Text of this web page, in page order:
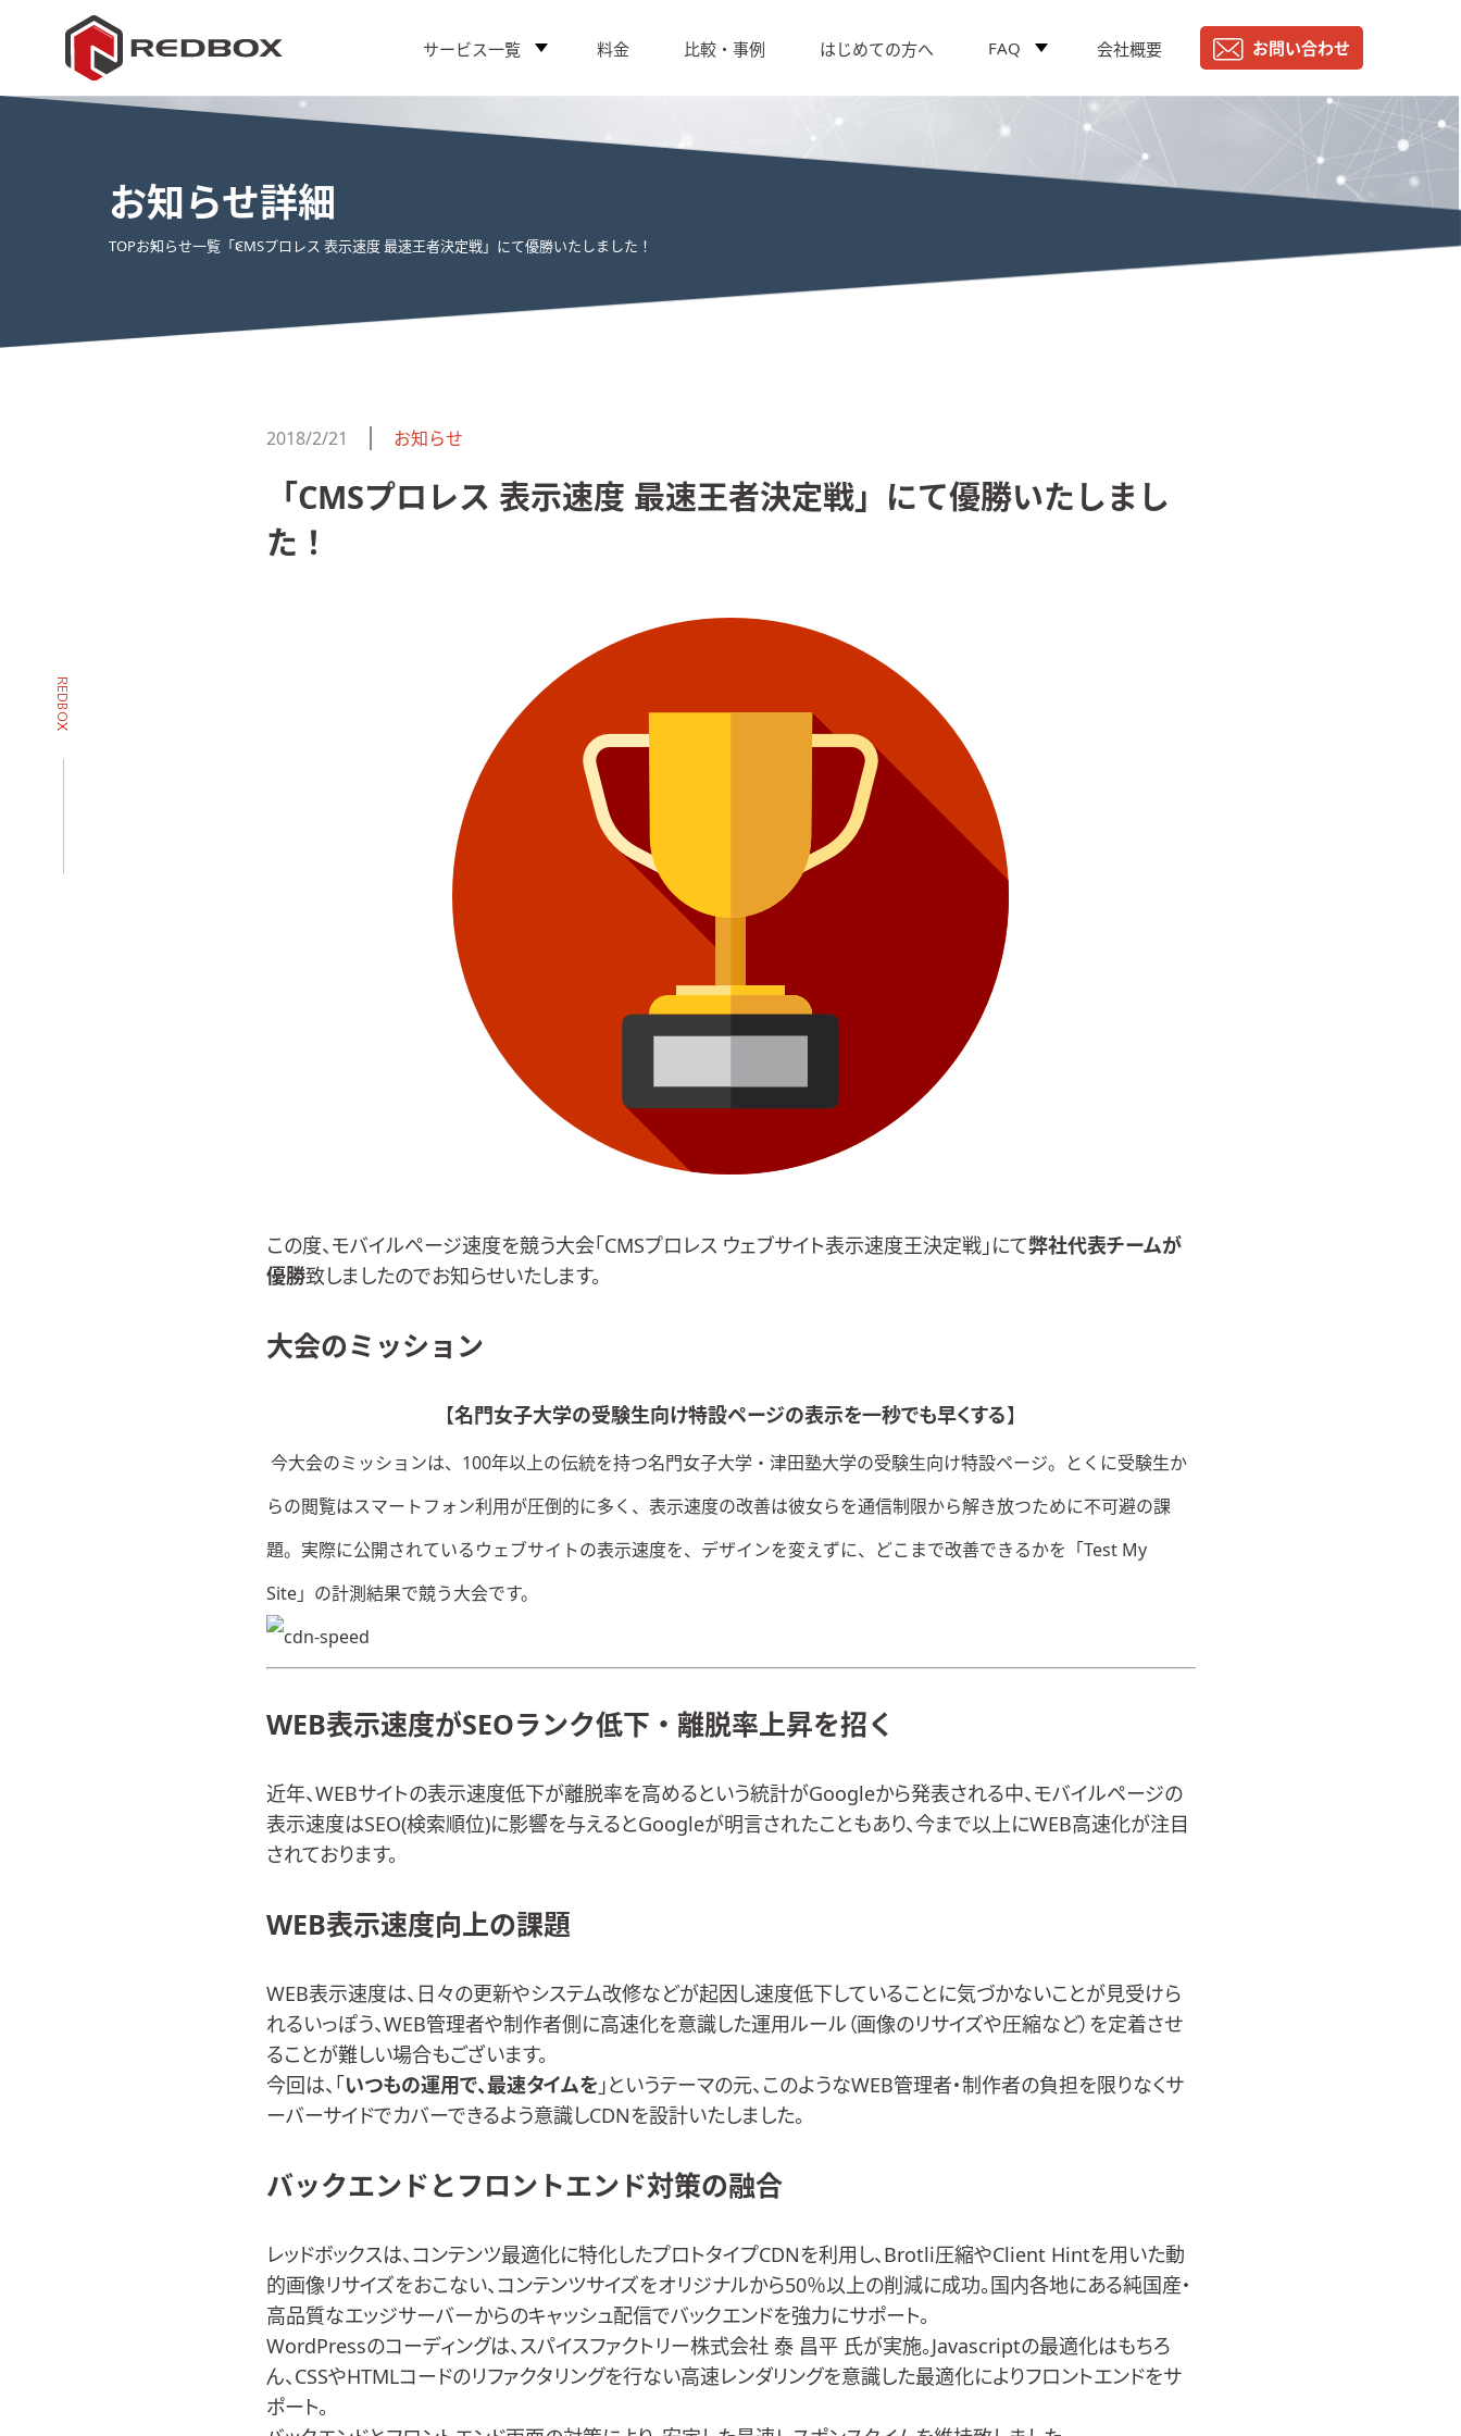
サービス一覧 料金 比較・事例 はじめての方へ FAQ 会社概要 お問い合わせ
お知らせ詳細
TOPお知らせ一覧 「CMSプロレス 表示速度 最速王者決定戦」にて優勝いたしました！
2018/2/21 お知らせ
「CMSプロレス 表示速度 最速王者決定戦」にて優勝いたしまし
た！
この度、モバイルページ速度を競う大会「CMSプロレス ウェブサイト表示速度王決定戦」にて弊社代表チームが
優勝致しましたのでお知らせいたします。
大会のミッション
【名門女子大学の受験生向け特設ページの表示を一秒でも早くする】
今大会のミッションは、100年以上の伝統を持つ名門女子大学・ 津田塾大学の受験生向け特設ページ。とくに受験生か
らの閲覧はスマートフォン利用が圧倒的に多く、表示速度の改善は彼女らを通信制限から解き放つために不可避の課
題。実際に公開されているウェブサイトの表示速度を、デザインを変えずに、どこまで改善できるかを「Test My
Site」の計測結果で競う大会です。
WEB表示速度がSEOランク低下・離脱率上昇を招く
近年、WEBサイトの表示速度低下が離脱率を高めるという統計がGoogleから発表される中、モバイルページの
表示速度はSEO(検索順位)に影響を与えるとGoogleが明言されたこともあり、今まで以上にWEB高速化が注目
されております。
WEB表示速度向上の課題
WEB表示速度は、日々の更新やシステム改修などが起因し速度低下していることに気づかないことが見受けら
れるいっぽう、WEB管理者や制作者側に高速化を意識した運用ルール（画像のリサイズや圧縮など）を定着させ
ることが難しい場合もございます。
今回は、「いつもの運用で、最速タイムを 」というテーマの元、このようなWEB管理者・制作者の負担を限りなくサ
ーバーサイドでカバーできるよう意識しCDNを設計いたしました。
バックエンドとフロントエンド対策の融合
レッドボックスは、コンテンツ最適化に特化したプロトタイプCDNを利用し、Brotli圧縮やClient Hintを用いた動
的画像リサイズをおこない、コンテンツサイズをオリジナルから50％以上の削減に成功。国内各地にある純国産・
高品質なエッジサーバーからのキャッシュ配信でバックエンドを強力にサポート。
WordPressのコーディングは、スパイスファクトリー株式会社泰 昌平 氏が実施。Javascriptの最適化はもちろ
ん、CSSやHTMLコードのリファクタリングを行ない高速レンダリングを意識した最適化によりフロントエンドをサ
ポート。